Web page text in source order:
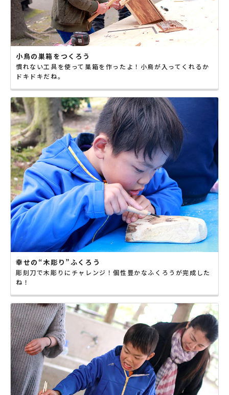
小鳥の巣箱をつくろう
慣れない工具を使って巣箱を作ったよ！小鳥が入ってくれるか
ドキドキだね。
幸せの“木彫り”ふくろう
彫刻刀で木彫りにチャレンジ！個性豊かなふくろうが完成した
ね！